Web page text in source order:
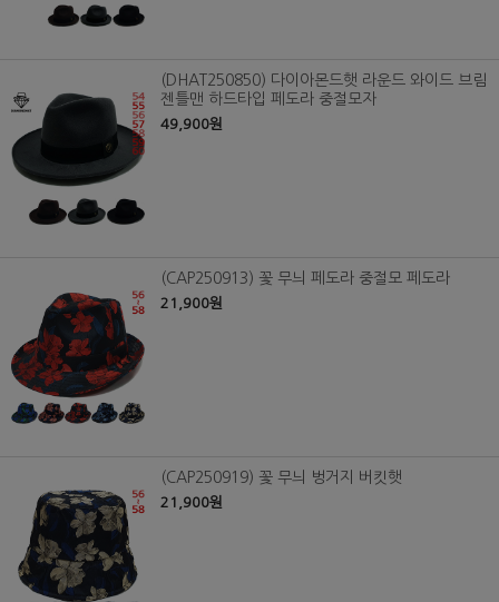
(DHAT250850) 다이아몬드햇 라운드 와이드 브림
젠틀맨 하드타입 페도라 중절모자
49,900원
(CAP250913) 꽃 무늬 페도라 중절모 페도라
21,900원
(CAP250919) 꽃 무늬 벙거지 버킷햇
21,900원